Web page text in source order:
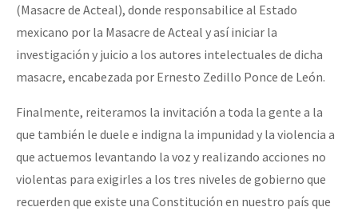
(Masacre de Acteal), donde responsabilice al Estado
mexicano por la Masacre de Acteal y así iniciar la
investigación y juicio a los autores intelectuales de dicha
masacre, encabezada por Ernesto Zedillo Ponce de León.
Finalmente, reiteramos la invitación a toda la gente a la
que también le duele e indigna la impunidad y la violencia a
que actuemos levantando la voz y realizando acciones no
violentas para exigirles a los tres niveles de gobierno que
recuerden que existe una Constitución en nuestro país que